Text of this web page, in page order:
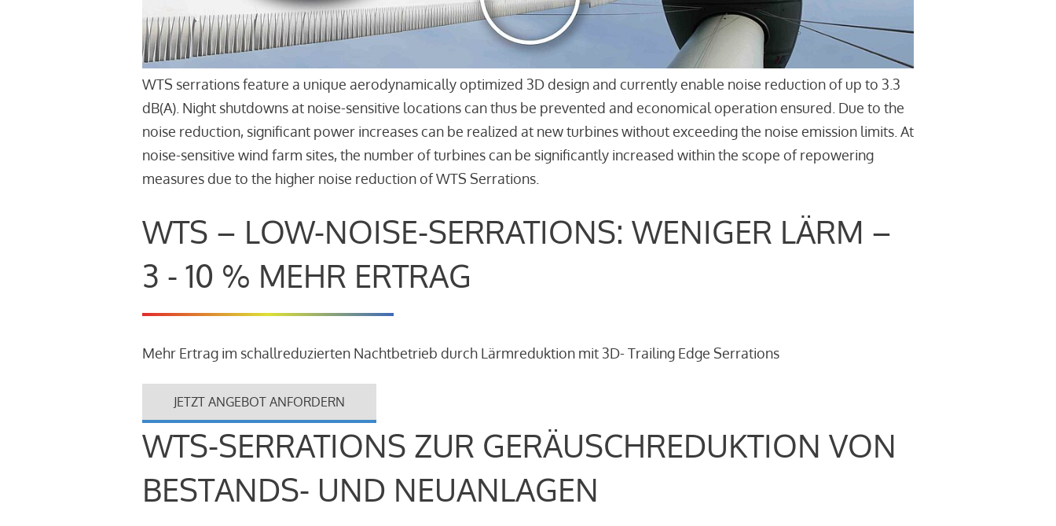
WTS serrations feature a unique aerodynamically optimized 3D design and currently enable noise reduction of up to 3.3
dB(A). Night shutdowns at noise-sensitive locations can thus be prevented and economical operation ensured. Due to the
noise reduction, significant power increases can be realized at new turbines without exceeding the noise emission limits. At
noise-sensitive wind farm sites, the number of turbines can be significantly increased within the scope of repowering
measures due to the higher noise reduction of WTS Serrations.
WTS – LOW-NOISE-SERRATIONS: WENIGER LÄRM –
3 - 10 % MEHR ERTRAG
Mehr Ertrag im schallreduzierten Nachtbetrieb durch Lärmreduktion mit 3D- Trailing Edge Serrations
JETZT ANGEBOT ANFORDERN
WTS-SERRATIONS ZUR GERÄUSCHREDUKTION VON
BESTANDS- UND NEUANLAGEN